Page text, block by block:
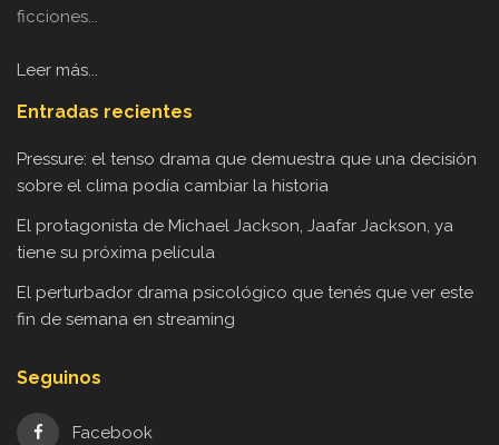
ficciones...
Leer más...
Entradas recientes
Pressure: el tenso drama que demuestra que una decisión
sobre el clima podía cambiar la historia
El protagonista de Michael Jackson, Jaafar Jackson, ya
tiene su próxima película
El perturbador drama psicológico que tenés que ver este
fin de semana en streaming
Seguinos
Facebook